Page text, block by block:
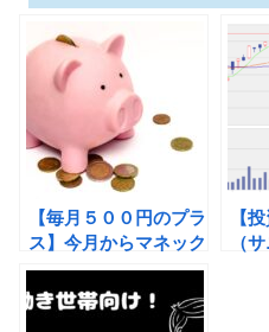
e
b
o
o
k
er
【毎月５００円のプラ
ス】今月からマネック
ス証券で投資信託積み
立て開始した
【
（